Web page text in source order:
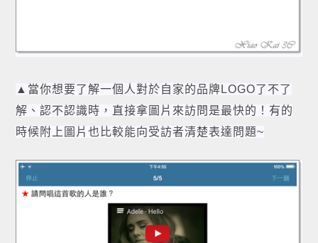
▲當你想要了解一個人對於自家的品牌LOGO了不了
解、認不認識時，直接拿圖片來訪問是最快的！有的
時候附上圖片也比較能向受訪者清楚表達問題~